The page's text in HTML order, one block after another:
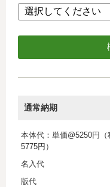
通常納期
本体代：単価@5250円（
5775円）
名入代
版代